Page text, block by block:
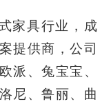
家具行业，成
提供商，公司
派、兔宝宝、
尼、鲁丽、曲